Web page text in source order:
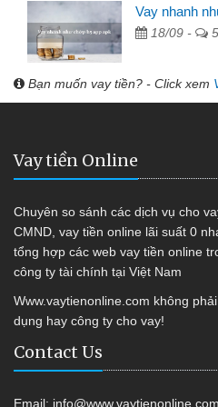
Vay nhanh
18/09 -
Bạn muốn vay tiền? - Click xem
Vay tiền Online
Chuyên so sánh các dịch vụ cho
CMND, vay tiền online lãi suất 0
tổng hợp các web vay tiền online
công ty tài chính tại Việt Nam
Www.vaytienonline.com không
dụng hay công ty cho vay!
Contact Us
Email: info@www.vaytienonline.com